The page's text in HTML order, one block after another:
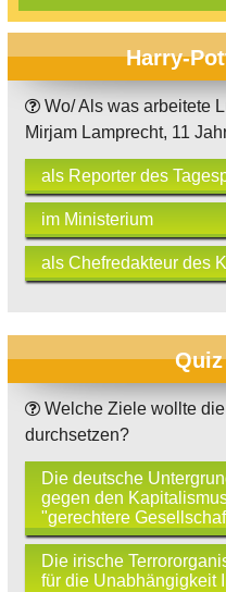
Harry-
Wo/ Als was arbeitete
Mirjam Lamprecht, 11
als Reporter des
im Ministerium
als Chefredakteur des
Welche Ziele wollte
durchsetzen?
Die deutsche
gegen den
"gerechtere
Die irische
für die Unabhängigkeit